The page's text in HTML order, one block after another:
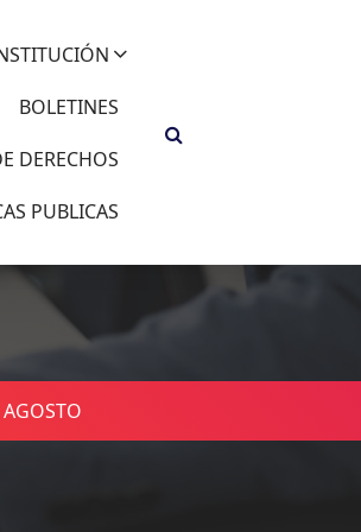
BOLETINES
DERECHOS
PUBLICAS